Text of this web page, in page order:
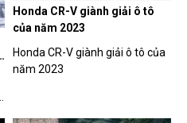
Honda CR-V giành giải ô tô
của năm 2023
Honda CR-V giành giải ô tô của
năm 2023